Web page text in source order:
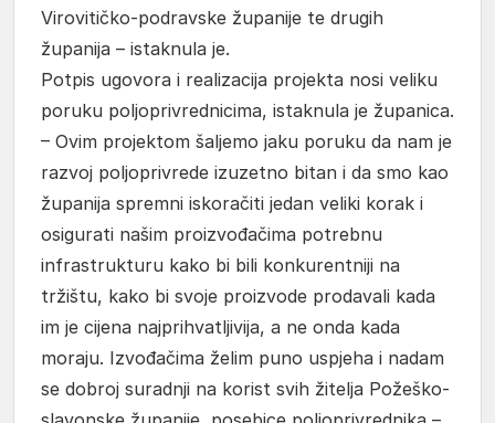
Virovitičko-podravske županije te drugih
županija – istaknula je.
Potpis ugovora i realizacija projekta nosi veliku
poruku poljoprivrednicima, istaknula je županica.
– Ovim projektom šaljemo jaku poruku da nam je
razvoj poljoprivrede izuzetno bitan i da smo kao
županija spremni iskoračiti jedan veliki korak i
osigurati našim proizvođačima potrebnu
infrastrukturu kako bi bili konkurentniji na
tržištu, kako bi svoje proizvode prodavali kada
im je cijena najprihvatljivija, a ne onda kada
moraju. Izvođačima želim puno uspjeha i nadam
se dobroj suradnji na korist svih žitelja Požeško-